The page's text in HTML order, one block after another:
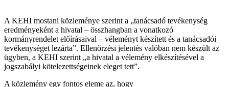
A KEHI mostani közleménye szerint a „tanácsadó tevékenység
eredményeként a hivatal – összhangban a vonatkozó
kormányrendelet előírásaival – véleményt készített és a tanácsadói
tevékenységet lezárta”. Ellenőrzési jelentés valóban nem készült az
ügyben, a KEHI szerint „a hivatal a vélemény elkészítésével a
jogszabályi kötelezettségeinek eleget tett”.
A közlemény egy fontos eleme az, hogy